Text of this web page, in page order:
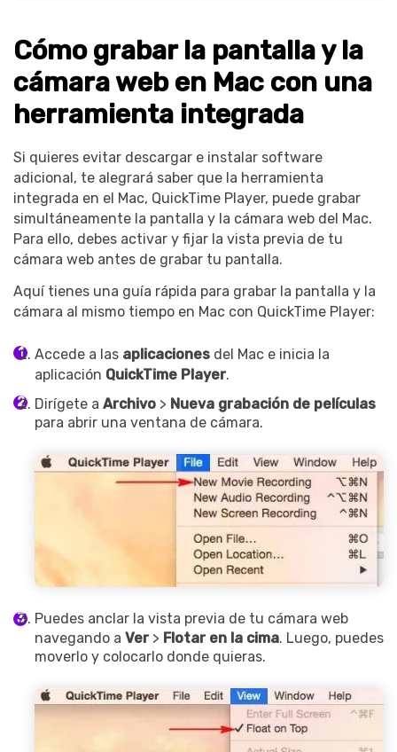
Cómo grabar la pantalla y la
cámara web en Mac con una
herramienta integrada
Si quieres evitar descargar e instalar software
adicional, te alegrará saber que la herramienta
integrada en el Mac, QuickTime Player, puede grabar
simultáneamente la pantalla y la cámara web del Mac.
Para ello, debes activar y fijar la vista previa de tu
cámara web antes de grabar tu pantalla.
Aquí tienes una guía rápida para grabar la pantalla y la
cámara al mismo tiempo en Mac con QuickTime Player:
Accede a las aplicaciones del Mac e inicia la
aplicación QuickTime Player.
Dirígete a Archivo > Nueva grabación de películas
para abrir una ventana de cámara.
Puedes anclar la vista previa de tu cámara web
navegando a Ver> Flotar en la cima. Luego, puedes
moverlo y colocarlo donde quieras.